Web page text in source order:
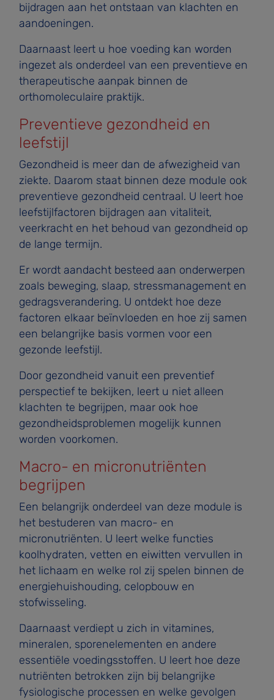
bijdragen aan het ontstaan van klachten en
aandoeningen.
Daarnaast leert u hoe voeding kan worden
ingezet als onderdeel van een preventieve en
therapeutische aanpak binnen de
orthomoleculaire praktijk.
Preventieve gezondheid en
leefstijl
Gezondheid is meer dan de afwezigheid van
ziekte. Daarom staat binnen deze module ook
preventieve gezondheid centraal. U leert hoe
leefstijlfactoren bijdragen aan vitaliteit,
veerkracht en het behoud van gezondheid op
de lange termijn.
Er wordt aandacht besteed aan onderwerpen
zoals beweging, slaap, stressmanagement en
gedragsverandering. U ontdekt hoe deze
factoren elkaar beïnvloeden en hoe zij samen
een belangrijke basis vormen voor een
gezonde leefstijl.
Door gezondheid vanuit een preventief
perspectief te bekijken, leert u niet alleen
klachten te begrijpen, maar ook hoe
gezondheidsproblemen mogelijk kunnen
worden voorkomen.
Macro- en micronutriënten
begrijpen
Een belangrijk onderdeel van deze module is
het bestuderen van macro- en
micronutriënten. U leert welke functies
koolhydraten, vetten en eiwitten vervullen in
het lichaam en welke rol zij spelen binnen de
energiehuishouding, celopbouw en
stofwisseling.
Daarnaast verdiept u zich in vitamines,
mineralen, sporenelementen en andere
essentiële voedingsstoffen. U leert hoe deze
nutriënten betrokken zijn bij belangrijke
fysiologische processen en welke gevolgen